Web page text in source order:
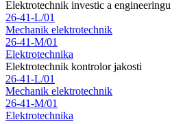
Elektrotechnik investic a engineeringu
26-41-L/01
Mechanik elektrotechnik
26-41-M/01
Elektrotechnika
Elektrotechnik kontrolor jakosti
26-41-L/01
Mechanik elektrotechnik
26-41-M/01
Elektrotechnika